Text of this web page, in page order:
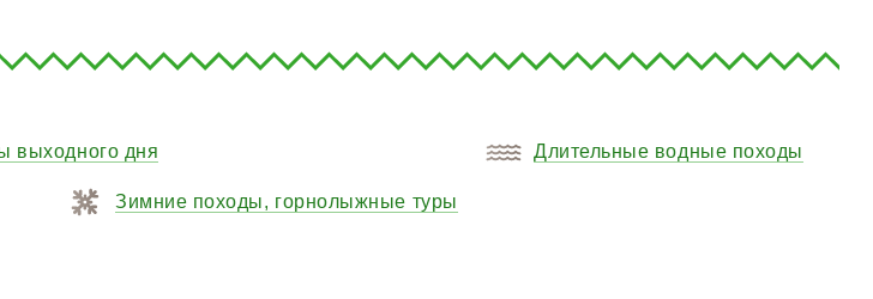
выходного дня Длительные водные походы
Зимние походы, горнолыжные туры